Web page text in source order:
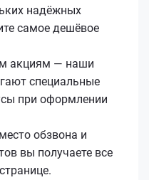
надёжных
самое дешёвое
акциям — наши
специальные
при оформлении
обзвона и
вы получаете все